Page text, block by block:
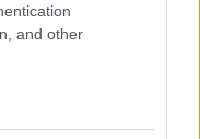
and other